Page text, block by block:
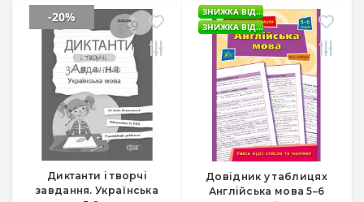
Диктанти і творчі
завдання. Українська
-20%
Довідник у таблицях
Англійська мова 5–6
ЗНИЖКА ВІД...
ЗНИЖКА ВІД...